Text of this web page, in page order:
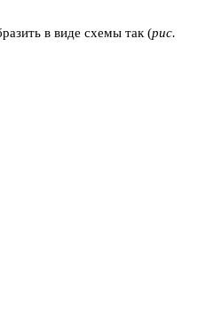
в виде схемы так (рис.